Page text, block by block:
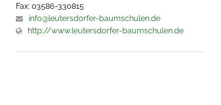
Fax: 03586-330815
info@leutersdorfer-baumschulen.de
http://www.leutersdorfer-baumschulen.de